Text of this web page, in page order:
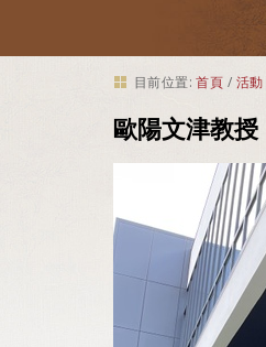
目前位置: 首頁 / 活動
歐陽文津教授